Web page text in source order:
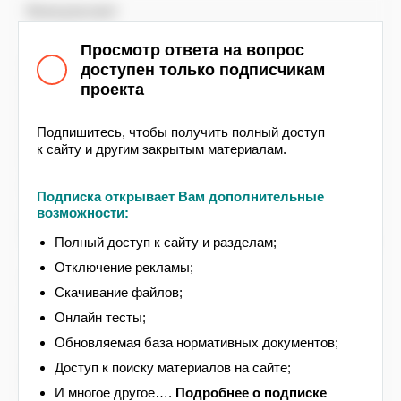
Министерство строительства России в
письме № 74346-ОП/08 от 11.12.2023
направленном в адрес Национального
объединения застройщиков жилья (НОЗА)
изменений в рабочую и проектную
документацию, получившую положительное
экспертизу. Согласно данного документа,
решение о внесении изменений без
предоставления проектной документации (далее
– ПД) на повторную экспертизу должно
приниматься застройщиком (техническим
заказчиком) по представлению главного
инженера проекта исключительно при оценке
всего комплекса факторов, которые может
повлечь данное изменение, и должно
рассматриваться в каждом отдельном случае
индивидуально, включая выдачу на ввод в
Просмотр ответа на вопрос
доступен только подписчикам
проекта
Подпишитесь, чтобы получить полный доступ
к сайту и другим закрытым материалам.
Подписка открывает Вам дополнительные
возможности:
Полный доступ к сайту и разделам;
Отключение рекламы;
Скачивание файлов;
Онлайн тесты;
Обновляемая база нормативных документов;
Доступ к поиску материалов на сайте;
И многое другое…. Подробнее о подписке